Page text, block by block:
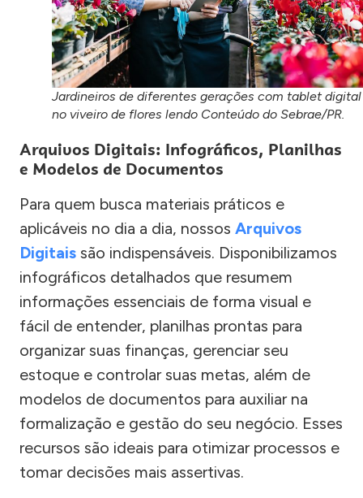
Jardineiros de diferentes gerações com tablet digital
no viveiro de flores lendo Conteúdo do Sebrae/PR.
Arquivos Digitais: Infográficos, Planilhas
e Modelos de Documentos
Para quem busca materiais práticos e
aplicáveis no dia a dia, nossos Arquivos
Digitais são indispensáveis. Disponibilizamos
infográficos detalhados que resumem
informações essenciais de forma visual e
fácil de entender, planilhas prontas para
organizar suas finanças, gerenciar seu
estoque e controlar suas metas, além de
modelos de documentos para auxiliar na
formalização e gestão do seu negócio. Esses
recursos são ideais para otimizar processos e
tomar decisões mais assertivas.